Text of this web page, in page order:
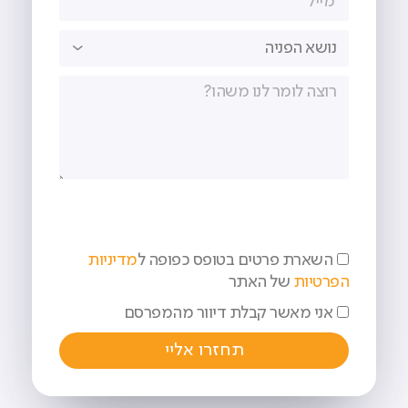
השארת פרטים בטופס כפופה למדיניות
הפרטיות של האתר
אני מאשר קבלת דיוור מהמפרסם
תחזרו אליי